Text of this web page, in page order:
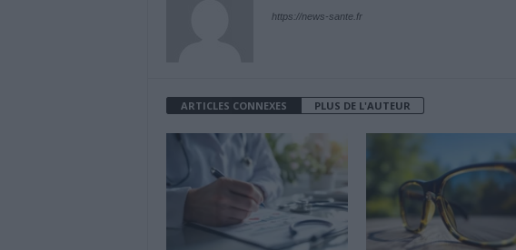
https://news-sante.fr
ARTICLES CONNEXES PLUS DE L'AUTEUR